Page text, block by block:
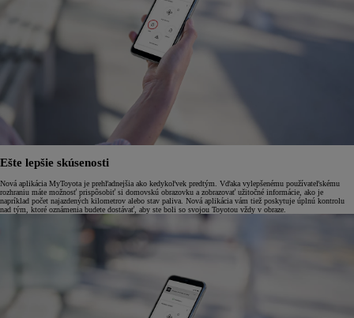
Ešte lepšie skúsenosti
Nová aplikácia MyToyota je prehľadnejšia ako kedykoľvek predtým. Vďaka vylepšenému používateľskému
rozhraniu máte možnosť prispôsobiť si domovskú obrazovku a zobrazovať užitočné informácie, ako je
napríklad počet najazdených kilometrov alebo stav paliva. Nová aplikácia vám tiež poskytuje úplnú kontrolu
nad tým, ktoré oznámenia budete dostávať, aby ste boli so svojou Toyotou vždy v obraze.